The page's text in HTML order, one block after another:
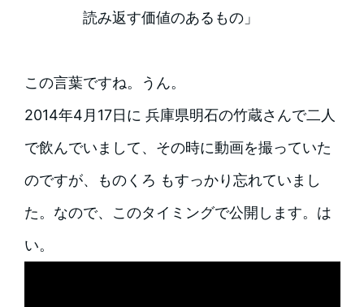
読み返す価値のあるもの」
この言葉ですね。うん。
2014年4月17日に 兵庫県明石の竹蔵さんで二人
で飲んでいまして、その時に動画を撮っていた
のですが、ものくろ もすっかり忘れていまし
た。なので、このタイミングで公開します。は
い。